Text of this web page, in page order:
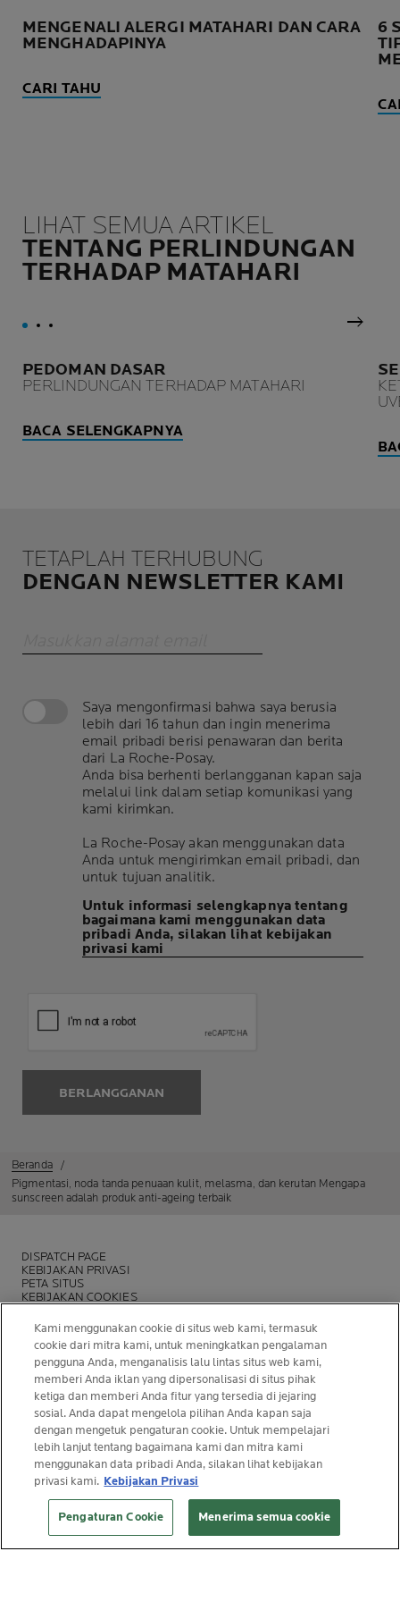
MENGENALI ALERGI MATAHARI DAN CARA
MENGHADAPINYA
CARI TAHU
6
LIHAT SEMUA ARTIKEL
TENTANG PERLINDUNGAN
TERHADAP MATAHARI
Panel
PEDOMAN DASAR
PERLINDUNGAN TERHADAP MATAHARI
BACA SELENGKAPNYA
TETAPLAH TERHUBUNG
DENGAN NEWSLETTER KAMI
Saya mengonfirmasi bahwa saya berusia
lebih dari 16 tahun dan ingin menerima
email pribadi berisi penawaran dan berita
dari La Roche-Posay.
Anda bisa berhenti berlangganan kapan saja
melalui link dalam setiap komunikasi yang
kami kirimkan.
La Roche-Posay akan menggunakan data
Anda untuk mengirimkan email pribadi, dan
untuk tujuan analitik.
Untuk informasi selengkapnya tentang
bagaimana kami menggunakan data
pribadi Anda, silakan lihat kebijakan
privasi kami
BERLANGGANAN
Beranda
Pigmentasi, noda tanda penuaan kulit, melasma, dan kerutan Mengapa
sunscreen adalah produk anti-ageing terbaik
DISPATCH PAGE
KEBIJAKAN PRIVASI
PETA SITUS
KEBIJAKAN COOKIES
COBA ANALISA KULIT BERJERAWAT
© La Roche-Posay
© Getty Images
© Thinkstock
Kami menggunakan cookie di situs web kami, termasuk
cookie dari mitra kami, untuk meningkatkan pengalaman
pengguna Anda, menganalisis lalu lintas situs web kami,
memberi Anda iklan yang dipersonalisasi di situs pihak
ketiga dan memberi Anda fitur yang tersedia di jejaring
sosial. Anda dapat mengelola pilihan Anda kapan saja
dengan mengetuk pengaturan cookie. Untuk mempelajari
lebih lanjut tentang bagaimana kami dan mitra kami
menggunakan data pribadi Anda, silakan lihat kebijakan
privasi kami. Kebijakan Privasi
Pengaturan Cookie Menerima semua cookie